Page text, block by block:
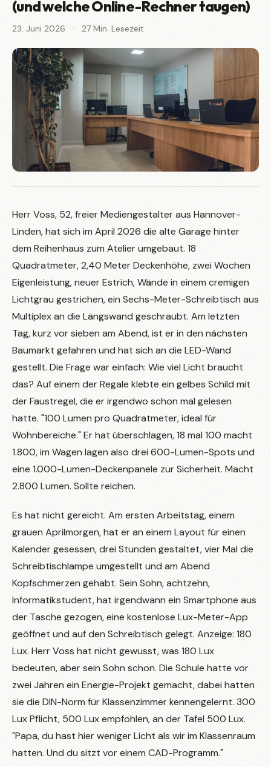
(und welche Online-Rechner taugen)
23. Juni 2026 · 27 Min. Lesezeit
Herr Voss, 52, freier Mediengestalter aus Hannover-
Linden, hat sich im April 2026 die alte Garage hinter
dem Reihenhaus zum Atelier umgebaut. 18
Quadratmeter, 2,40 Meter Deckenhöhe, zwei Wochen
Eigenleistung, neuer Estrich, Wände in einem cremigen
Lichtgrau gestrichen, ein Sechs-Meter-Schreibtisch aus
Multiplex an die Längswand geschraubt. Am letzten
Tag, kurz vor sieben am Abend, ist er in den nächsten
Baumarkt gefahren und hat sich an die LED-Wand
gestellt. Die Frage war einfach: Wie viel Licht braucht
das? Auf einem der Regale klebte ein gelbes Schild mit
der Faustregel, die er irgendwo schon mal gelesen
hatte. "100 Lumen pro Quadratmeter, ideal für
Wohnbereiche." Er hat überschlagen, 18 mal 100 macht
1.800, im Wagen lagen also drei 600-Lumen-Spots und
eine 1.000-Lumen-Deckenpanele zur Sicherheit. Macht
2.800 Lumen. Sollte reichen.
Es hat nicht gereicht. Am ersten Arbeitstag, einem
grauen Aprilmorgen, hat er an einem Layout für einen
Kalender gesessen, drei Stunden gestaltet, vier Mal die
Schreibtischlampe umgestellt und am Abend
Kopfschmerzen gehabt. Sein Sohn, achtzehn,
Informatikstudent, hat irgendwann ein Smartphone aus
der Tasche gezogen, eine kostenlose Lux-Meter-App
geöffnet und auf den Schreibtisch gelegt. Anzeige: 180
Lux. Herr Voss hat nicht gewusst, was 180 Lux
bedeuten, aber sein Sohn schon. Die Schule hatte vor
zwei Jahren ein Energie-Projekt gemacht, dabei hatten
sie die DIN-Norm für Klassenzimmer kennengelernt. 300
Lux Pflicht, 500 Lux empfohlen, an der Tafel 500 Lux.
"Papa, du hast hier weniger Licht als wir im Klassenraum
hatten. Und du sitzt vor einem CAD-Programm."